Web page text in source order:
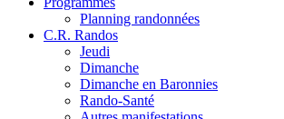
Planning randonnées
C.R. Randos
Jeudi
Dimanche
Dimanche en Baronnies
Rando-Santé